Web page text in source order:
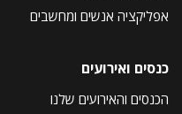
אפליקציה אנשים ומחשבים
כנסים ואירועים
הכנסים והאירועים שלנו